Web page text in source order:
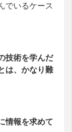
でいるケース
技術を学んだ
は、かなり難
情報を求めて